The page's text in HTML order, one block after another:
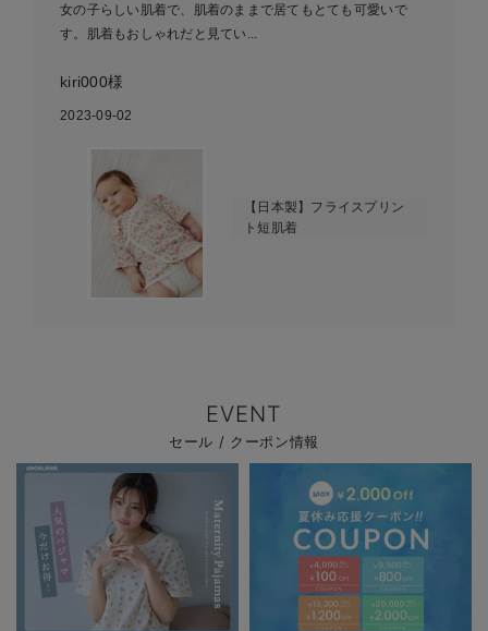
女の子らしい肌着で、肌着のままで居てもとても可愛いで
す。肌着もおしゃれだと見てい...
kiri000様
2023-09-02
【日本製】フライスプリン
ト短肌着
EVENT
セール / クーポン情報